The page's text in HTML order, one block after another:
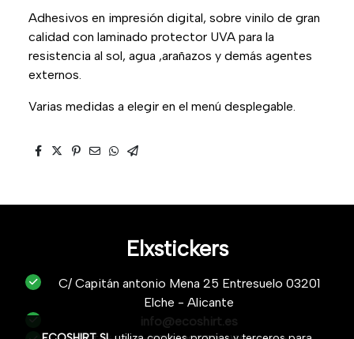
Adhesivos en impresión digital, sobre vinilo de gran
calidad con laminado protector UVA para la
resistencia al sol, agua ,arañazos y demás agentes
externos.
Varias medidas a elegir en el menú desplegable.
Elxstickers
C/ Capitán antonio Mena 25 Entresuelo 03201
Elche - Alicante
info@ecoshirt.es